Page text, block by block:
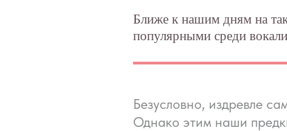
Ближе к нашим дням на
популярными среди
Безусловно, издревле
Однако этим наши